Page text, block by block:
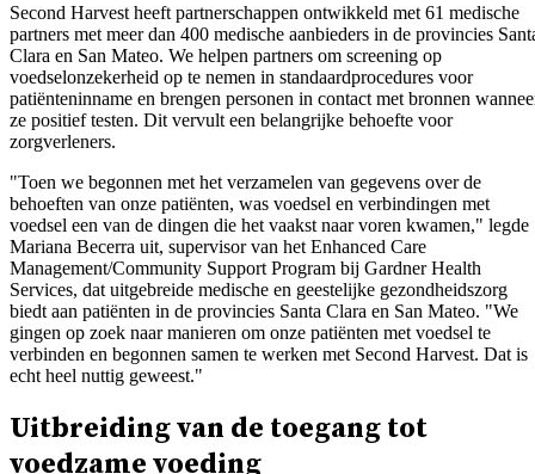
Second Harvest heeft partnerschappen ontwikkeld met 61 medische
partners met meer dan 400 medische aanbieders in de provincies
Clara en San Mateo. We helpen partners om screening op
voedselonzekerheid op te nemen in standaardprocedures voor
patiënteninname en brengen personen in contact met bronnen
ze positief testen. Dit vervult een belangrijke behoefte voor
zorgverleners.
"Toen we begonnen met het verzamelen van gegevens over de
behoeften van onze patiënten, was voedsel en verbindingen met
voedsel een van de dingen die het vaakst naar voren kwamen," legde
Mariana Becerra uit, supervisor van het Enhanced Care
Management/Community Support Program bij Gardner Health
Services, dat uitgebreide medische en geestelijke gezondheidszorg
biedt aan patiënten in de provincies Santa Clara en San Mateo. "We
gingen op zoek naar manieren om onze patiënten met voedsel te
verbinden en begonnen samen te werken met Second Harvest. Dat is
echt heel nuttig geweest."
Uitbreiding van de toegang tot
voedzame voeding